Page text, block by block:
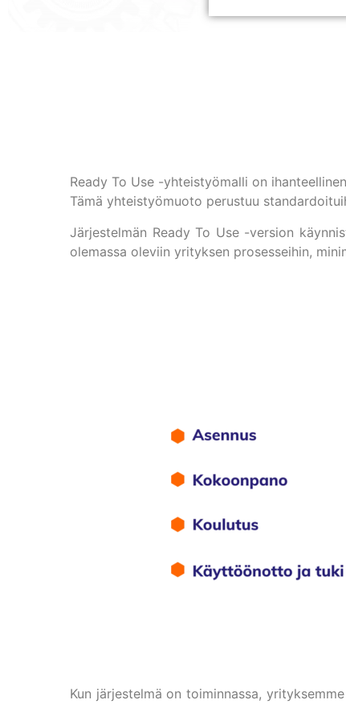
Ready To Use -yhteistyömalli on
Tämä yhteistyömuoto perustuu
Järjestelmän Ready To Use -version
olemassa oleviin yrityksen prosesseihin,
Kun järjestelmä on toiminnassa,